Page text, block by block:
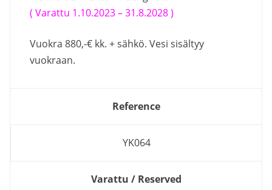
( Varattu 1.10.2023 – 31.8.2028 )
Vuokra 880,-€ kk. + sähkö. Vesi sisältyy
vuokraan.
Reference
YK064
Varattu / Reserved